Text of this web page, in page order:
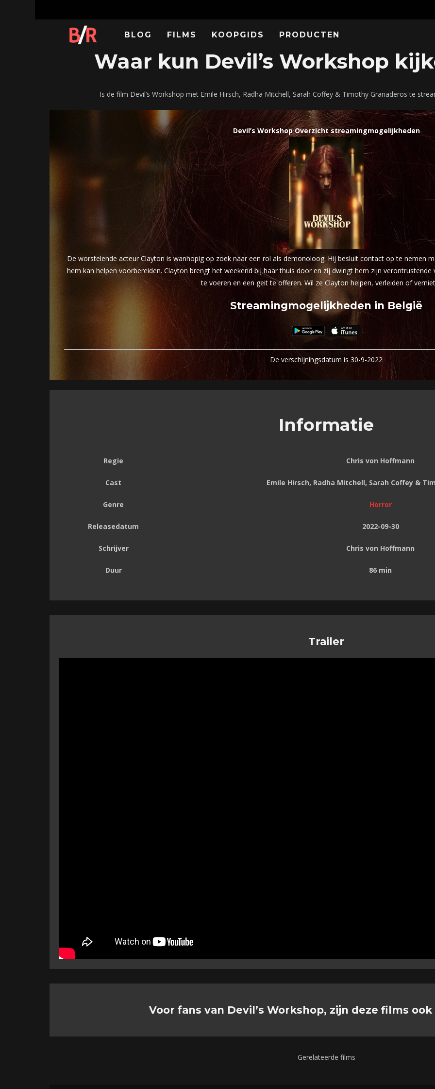
BLOG FILMS KOOPGIDS PRODUCTEN
Waar kun Devil’s Workshop
Is de film Devil’s Workshop met Emile Hirsch, Radha Mitchell, Sarah Coffey & Timothy Granaderos te
Devil’s Workshop Overzicht streamingmogelijkheden
De worstelende acteur Clayton is wanhopig op zoek naar een rol als demonoloog. Hij besluit contact op te nemen
hem kan helpen voorbereiden. Clayton brengt het weekend bij haar thuis door en zij dwingt hem zijn
te voeren en een geit te offeren. Wil ze Clayton helpen, verleiden of
Streamingmogelijkheden in België
De verschijningsdatum is 30-9-2022
Informatie
Regie Chris von Hoffmann
Cast Emile Hirsch, Radha Mitchell, Sarah Coffey &
Genre Horror
Releasedatum 2022-09-30
Schrijver Chris von Hoffmann
Duur 86 min
Trailer
Voor fans van Devil’s Workshop, zijn deze films
Gerelateerde films